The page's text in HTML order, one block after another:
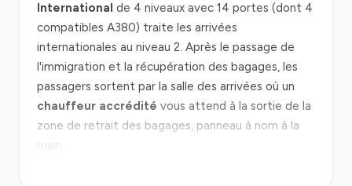
International de 4 niveaux avec 14 portes (dont 4
compatibles A380) traite les arrivées
internationales au niveau 2. Après le passage de
l'immigration et la récupération des bagages, les
passagers sortent par la salle des arrivées où un
chauffeur accrédité vous attend à la sortie de la
zone de retrait des bagages, panneau à nom à la
main.